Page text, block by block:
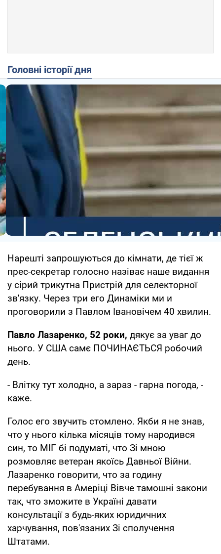
Головні історії дня
Нарешті запрошуються до кімнати, де тієї ж
прес-секретар голосно назіває наше видання
у сірий трикутна Пристрій для селекторної
зв'язку. Через три его Динаміки ми и
проговорили з Павлом Івановічем 40 хвилин.
Павло Лазаренко, 52 роки, дякує за уваг до
нього. У США самє ПОЧИНАЄТЬСЯ робочий
день.
- Влітку тут холодно, а зараз - гарна погода, -
каже.
Голос его звучить стомлено. Якби я не знав,
что у нього кілька місяців тому народився
син, то МІГ бі подуматі, что Зі мною
розмовляє ветеран якоїсь Давньої Війни.
Лазаренко говорити, что за годину
перебування в Амеріці Вівче тамошні закони
так, что зможите в Україні давати
консультації з будь-яких юридичних
харчування, пов'язаних Зі сполучення
Штатами.